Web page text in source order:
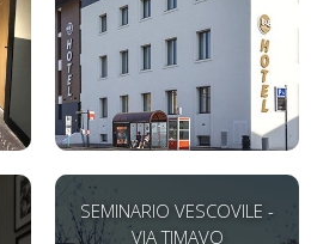
SEMINARIO VESCOVILE -
VIA TIMAVO